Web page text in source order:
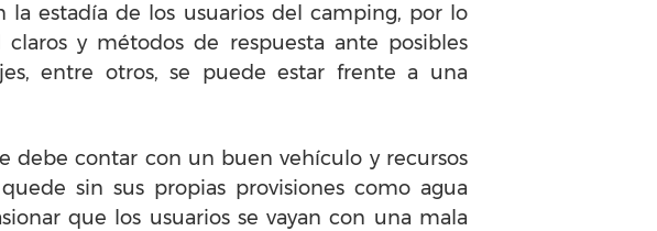
estadía de los usuarios del camping, por lo
y métodos de respuesta ante posibles
entre otros, se puede estar frente a una
debe contar con un buen vehículo y recursos
sin sus propias provisiones como agua
que los usuarios se vayan con una mala